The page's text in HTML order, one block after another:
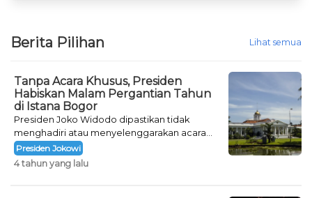
Berita Pilihan Lihat semua
Tanpa Acara Khusus, Presiden
Habiskan Malam Pergantian Tahun
di Istana Bogor
Presiden Joko Widodo dipastikan tidak
menghadiri atau menyelenggarakan acara
khusus untuk mengisi malam pergantian
tahun.
Presiden Jokowi
4 tahun yang lalu